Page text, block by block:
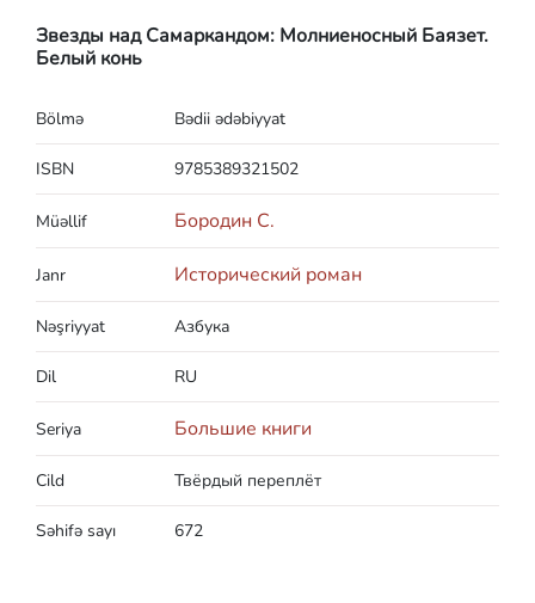
Звезды над Самаркандом: Молниеносный Баязет.
Белый конь
Bölmə Bədii ədəbiyyat
ISBN 9785389321502
Müəllif Бородин С.
Janr Исторический роман
Nəşriyyat Азбука
Dil RU
Seriya Большие книги
Cild Твёрдый переплёт
Səhifə sayı 672